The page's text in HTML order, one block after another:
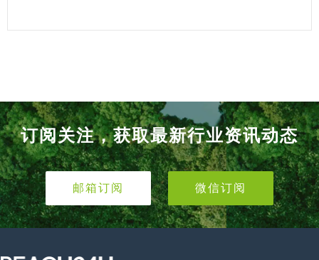
订阅关注，获取最新行业资讯动态
邮箱订阅 微信订阅